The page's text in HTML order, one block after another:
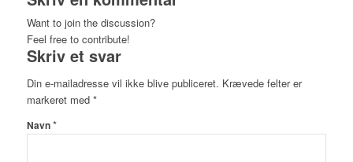
Want to join the discussion?
Feel free to contribute!
Skriv et svar
Din e-mailadresse vil ikke blive publiceret. Krævede felter er
markeret med *
Navn*